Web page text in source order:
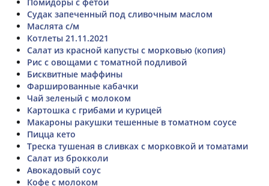
Судак запеченный под сливочным маслом
Маслята с/м
Котлеты 21.11.2021
Салат из красной капусты с морковью (копия)
Рис с овощами с томатной подливой
Бисквитные маффины
Фаршированные кабачки
Чай зеленый с молоком
Картошка с грибами и курицей
Макароны ракушки тешенные в томатном соусе
Пицца кето
Треска тушеная в сливках с морковкой и томатами
Салат из брокколи
Авокадовый соус
Кофе с молоком